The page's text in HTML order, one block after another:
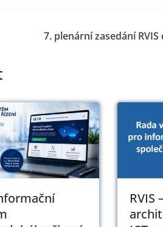
7. plenární zasedání
RVIS